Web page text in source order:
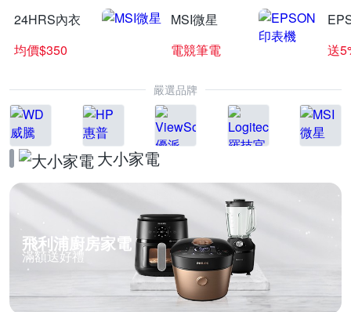
24HRS內衣
均價$350
MSI微星
電競筆電
送
嚴選品牌
大小家電
飛利浦廚房家電
滿額送好禮